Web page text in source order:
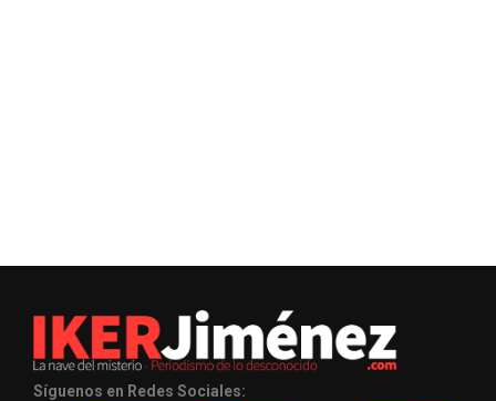
Síguenos en Redes Sociales: